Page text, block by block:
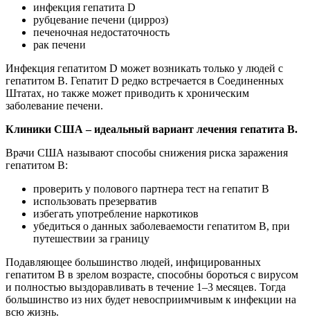
инфекция гепатита D
рубцевание печени (цирроз)
печеночная недостаточность
рак печени
Инфекция гепатитом D может возникать только у людей с
гепатитом B. Гепатит D редко встречается в Соединенных
Штатах, но также может приводить к хроническим
заболевание печени.
Клиники США – идеальный вариант лечения гепатита B.
Врачи США называют способы снижения риска заражения
гепатитом В:
проверить у полового партнера тест на гепатит B
использовать презерватив
избегать употребление наркотиков
убедиться о данных заболеваемости гепатитом B, при
путешествии за границу
Подавляющее большинство людей, инфицированных
гепатитом B в зрелом возрасте, способны бороться с вирусом
и полностью выздоравливать в течение 1–3 месяцев. Тогда
большинство из них будет невосприимчивым к инфекции на
всю жизнь.